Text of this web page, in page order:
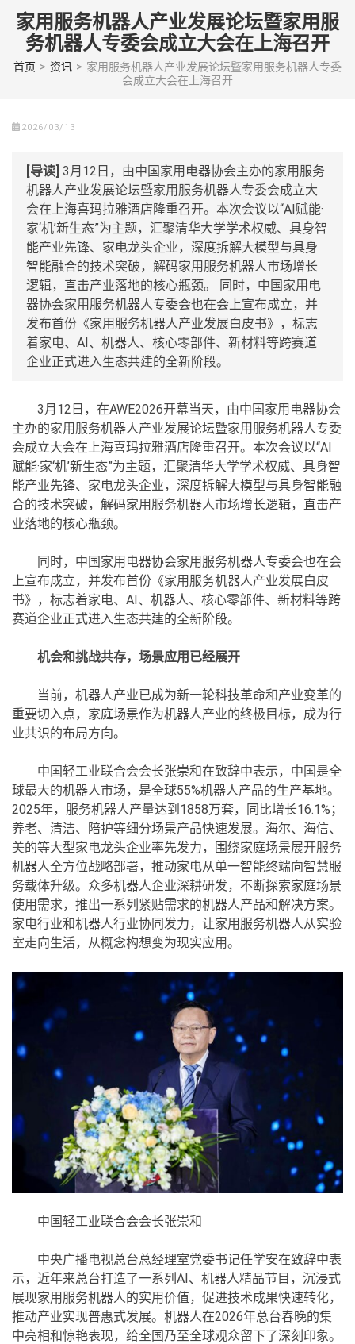
content
(Press
家用服务机器人产业发展论坛暨家用服
务机器人专委会成立大会在上海召开
首页 > 资讯 > 家用服务机器人产业发展论坛暨家用服务机器人专委
会成立大会在上海召开
2026/03/13
[导读] 3月12日，由中国家用电器协会主办的家用服务
机器人产业发展论坛暨家用服务机器人专委会成立大
会在上海喜玛拉雅酒店隆重召开。本次会议以“AI赋能·
家‘机’新生态”为主题，汇聚清华大学学术权威、具身智
能产业先锋、家电龙头企业，深度拆解大模型与具身
智能融合的技术突破，解码家用服务机器人市场增长
逻辑，直击产业落地的核心瓶颈。 同时，中国家用电
器协会家用服务机器人专委会也在会上宣布成立，并
发布首份《家用服务机器人产业发展白皮书》，标志
着家电、AI、机器人、核心零部件、新材料等跨赛道
企业正式进入生态共建的全新阶段。
3月12日，在AWE2026开幕当天，由中国家用电器协会
主办的家用服务机器人产业发展论坛暨家用服务机器人专委
会成立大会在上海喜玛拉雅酒店隆重召开。本次会议以“AI
赋能·家‘机’新生态”为主题，汇聚清华大学学术权威、具身智
能产业先锋、家电龙头企业，深度拆解大模型与具身智能融
合的技术突破，解码家用服务机器人市场增长逻辑，直击产
业落地的核心瓶颈。
同时，中国家用电器协会家用服务机器人专委会也在会
上宣布成立，并发布首份《家用服务机器人产业发展白皮
书》，标志着家电、AI、机器人、核心零部件、新材料等跨
赛道企业正式进入生态共建的全新阶段。
机会和挑战共存，场景应用已经展开
当前，机器人产业已成为新一轮科技革命和产业变革的
重要切入点，家庭场景作为机器人产业的终极目标，成为行
业共识的布局方向。
中国轻工业联合会会长张崇和在致辞中表示，中国是全
球最大的机器人市场，是全球55%机器人产品的生产基地。
2025年，服务机器人产量达到1858万套‌，同比增长‌16.1%‌；
养老、清洁、陪护等细分场景产品快速发展。海尔、海信、
美的等大型家电龙头企业率先发力，围绕家庭场景展开服务
机器人全方位战略部署，推动家电从单一智能终端向智慧服
务载体升级。众多机器人企业深耕研发，不断探索家庭场景
使用需求，推出一系列紧贴需求的机器人产品和解决方案。
家电行业和机器人行业协同发力，让家用服务机器人从实验
室走向生活，从概念构想变为现实应用。
中国轻工业联合会会长张崇和‌
中央广播电视总台总经理室党委书记任学安在致辞中表
示，近年来总台打造了一系列AI、机器人精品节目，沉浸式
展现家用服务机器人的实用价值，促进技术成果快速转化，
推动产业实现普惠式发展。机器人在2026年总台春晚的集
中亮相和惊艳表现，给全国乃至全球观众留下了深刻印象。